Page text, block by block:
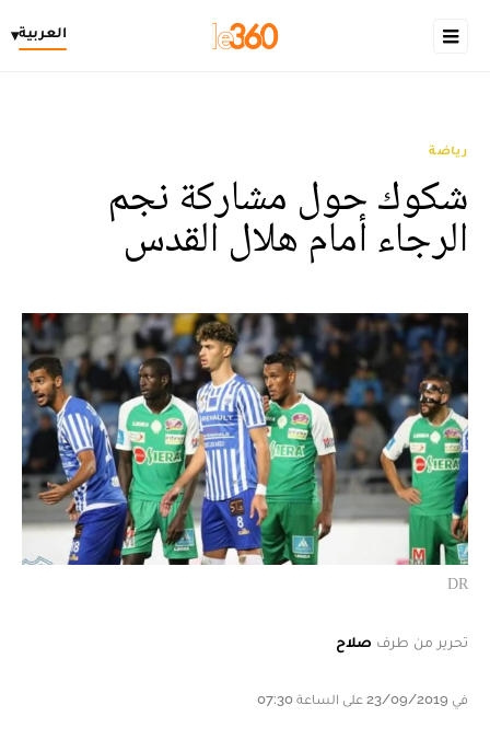
العربية▾
رياضة
شكوك حول مشاركة نجم
الرجاء أمام هلال القدس
DR
تحرير من طرف صلاح
في 23/09/2019 على الساعة 07:30